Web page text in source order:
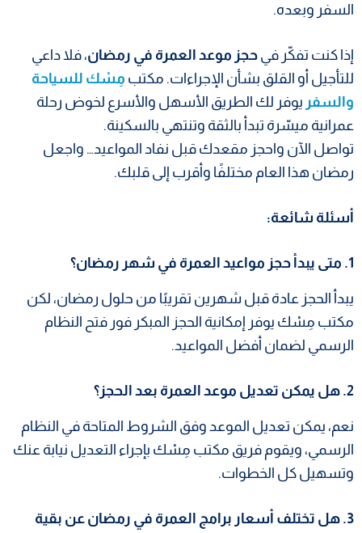
السفر وبعده.
إذا كنت تفكّر في حجز موعد العمرة في رمضان، فلا داعي
للتأجيل أو القلق بشأن الإجراءات. مكتب مِسْك للسياحة
والسفر يوفر لك الطريق الأسهل والأسرع لخوض رحلة
عمرانية ميسّرة تبدأ بالثقة وتنتهي بالسكينة.
تواصل الآن واحجز مقعدك قبل نفاد المواعيد… واجعل
رمضان هذا العام مختلفًا وأقرب إلى قلبك.
أسئلة شائعة:
1. متى يبدأ حجز مواعيد العمرة في شهر رمضان؟
يبدأ الحجز عادة قبل شهرين تقريبًا من حلول رمضان، لكن
مكتب مِسْك يوفر إمكانية الحجز المبكر فور فتح النظام
الرسمي لضمان أفضل المواعيد.
2. هل يمكن تعديل موعد العمرة بعد الحجز؟
نعم، يمكن تعديل الموعد وفق الشروط المتاحة في النظام
الرسمي، ويقوم فريق مكتب مِسْك بإجراء التعديل نيابة عنك
وتسهيل كل الخطوات.
3. هل تختلف أسعار برامج العمرة في رمضان عن بقية